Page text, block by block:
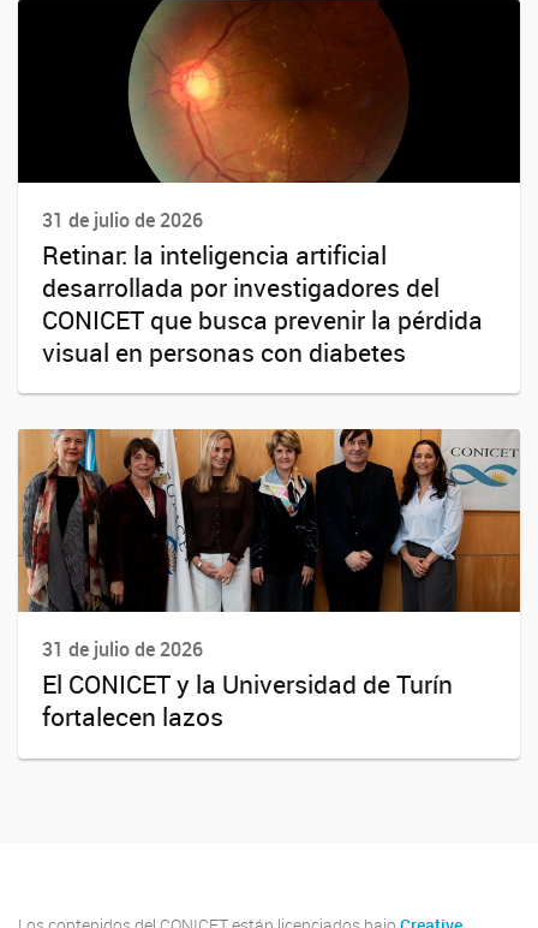
31 de julio de 2026
Retinar: la inteligencia artificial
desarrollada por investigadores del
CONICET que busca prevenir la pérdida
visual en personas con diabetes
31 de julio de 2026
El CONICET y la Universidad de Turín
fortalecen lazos